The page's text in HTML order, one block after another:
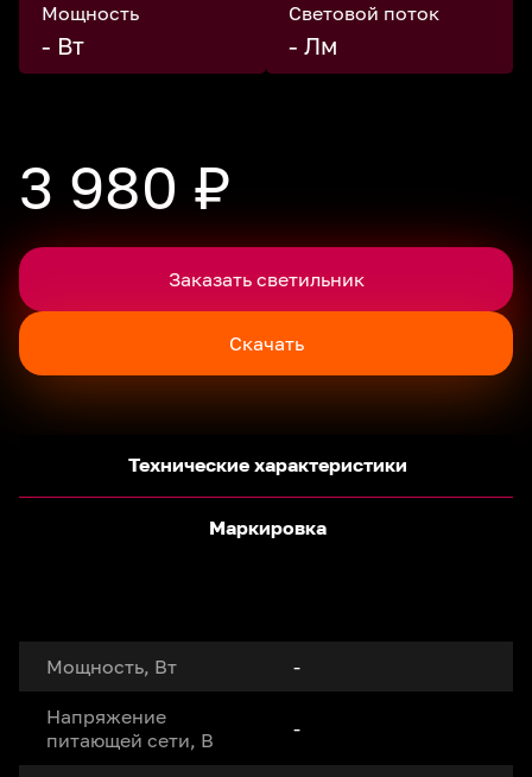
Мощность
- Вт
Световой поток
- Лм
3 980 ₽
Заказать светильник
Скачать
Технические характеристики
Маркировка
Мощность, Вт -
Напряжение
питающей сети, В
-